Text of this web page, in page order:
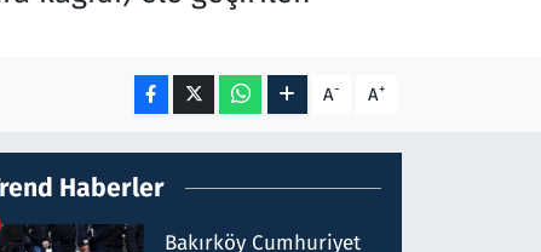
A- A+
Haberler
Bakırköy Cumhuriyet